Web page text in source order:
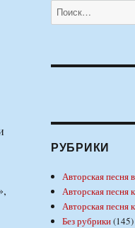
Искать:
РУБРИКИ
Авторская песня
Авторская песня
Авторская песня
Без рубрики(145)